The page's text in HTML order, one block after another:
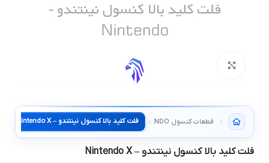
قطعات کنسول NINTENDO فلت کلید بالا کنسول نینتندو – Nintendo X
فلت کلید بالا کنسول نینتندو – Nintendo X